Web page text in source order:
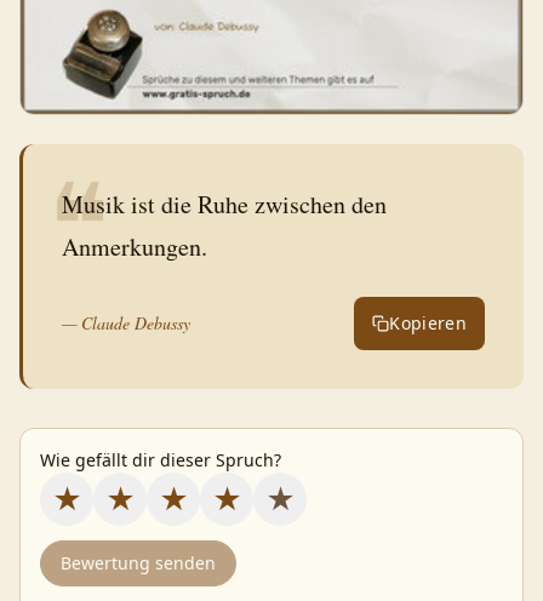
❝
Musik ist die Ruhe zwischen den
Anmerkungen.
— Claude Debussy Kopieren
Wie gefällt dir dieser Spruch?
★ ★ ★ ★ ★
Bewertung senden